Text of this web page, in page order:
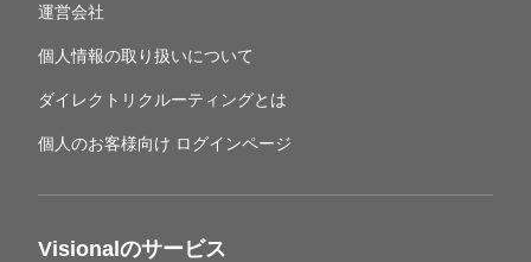
運営会社
個人情報の取り扱いについて
ダイレクトリクルーティングとは
個人のお客様向け ログインページ
Visionalのサービス